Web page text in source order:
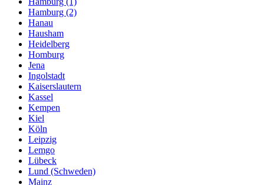
Hamburg (2)
Hanau
Hausham
Heidelberg
Homburg
Jena
Ingolstadt
Kaiserslautern
Kassel
Kempen
Kiel
Köln
Leipzig
Lemgo
Lübeck
Lund (Schweden)
Mainz